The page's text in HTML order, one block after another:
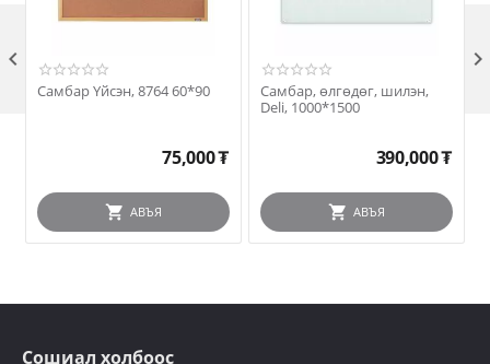
Самбар Үйсэн, 8764 60*90
75,000₮
АВЪЯ
Самбар, өлгөдөг, шилэн,
Deli, 1000*1500
390,000₮
АВЪЯ
 
Сошиал холбоос